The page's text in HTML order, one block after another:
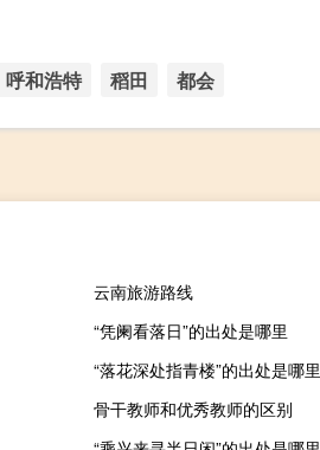
呼和浩特 稻田 都会
云南旅游路线
“凭阑看落日”的出处是哪里
“落花深处指青楼”的出处是哪里
骨干教师和优秀教师的区别